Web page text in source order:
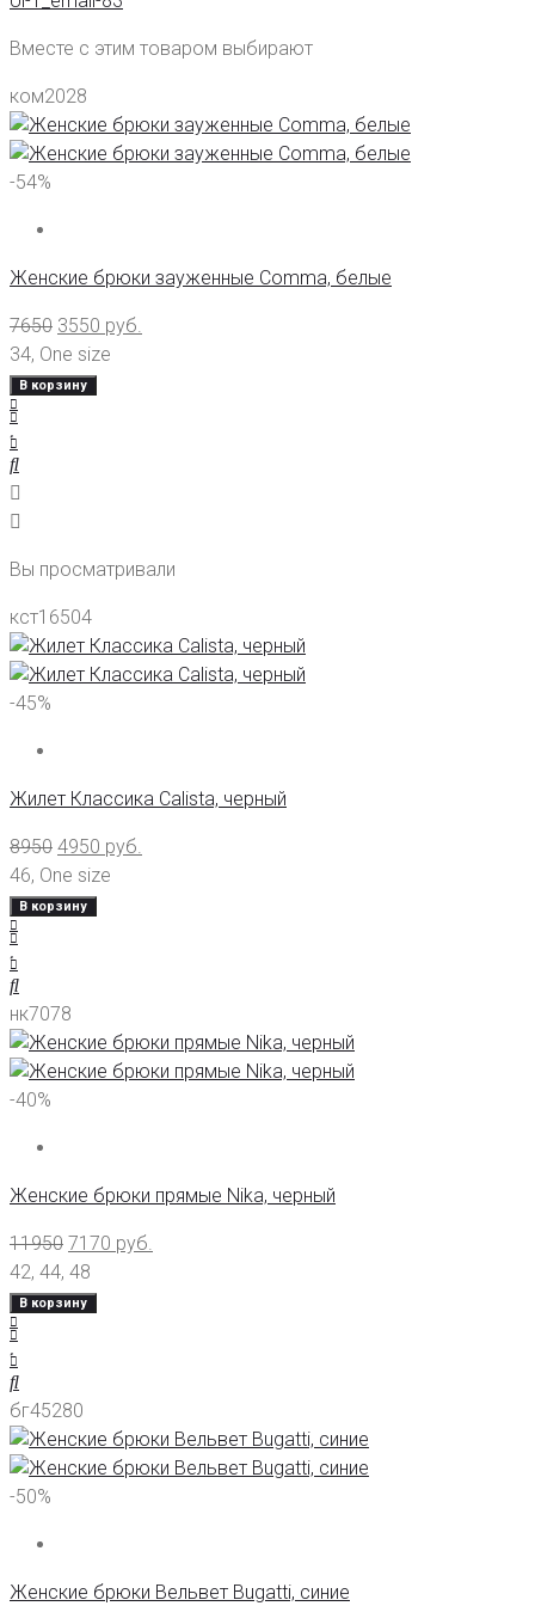
Вместе с этим товаром выбирают
ком2028
-54%
Женские брюки зауженные Comma, белые
7650 3550 руб.
34, One size
В корзину
Вы просматривали
кст16504
-45%
Жилет Классика Calista, черный
8950 4950 руб.
46, One size
В корзину
нк7078
-40%
Женские брюки прямые Nika, черный
11950 7170 руб.
42, 44, 48
В корзину
бг45280
-50%
Женские брюки Вельвет Bugatti, синие